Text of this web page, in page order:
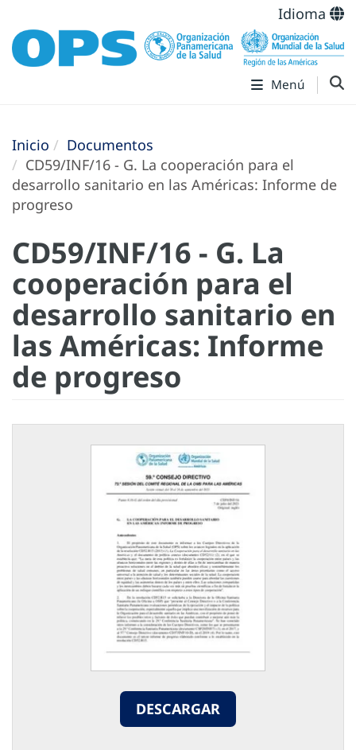
Idioma
Menú
Inicio
Documentos
CD59/INF/16 - G. La cooperación para el
desarrollo sanitario en las Américas: Informe de
progreso
CD59/INF/16 - G. La
cooperación para el
desarrollo sanitario en
las Américas: Informe
de progreso
DESCARGAR